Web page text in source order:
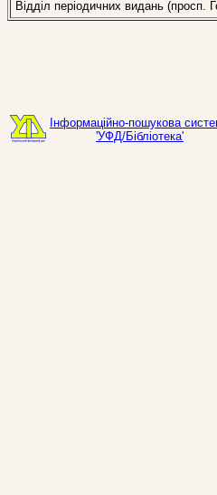
Відділ періодичних видань (просп.
Інформаційно-пошукова
'УФД/Бібліотека'